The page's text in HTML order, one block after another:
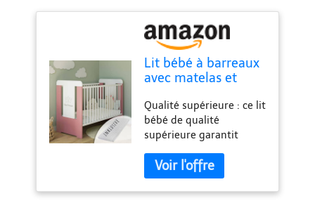
Lit bébé à barreaux
avec matelas et
Réglable en hauteur
- 60 x 120 cm -
Échelons amovibles
- Blanc et rose -
Fabriqué en Europe
Qualité supérieure : ce lit
bébé de qualité
supérieure garantit
finition impeccable.
Fabriqué en Europe. Avec
matelas et housse